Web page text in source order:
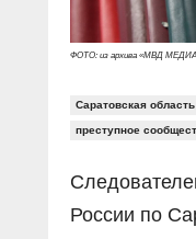
ФОТО: из архива «МВД
Саратовская область
преступное
России по